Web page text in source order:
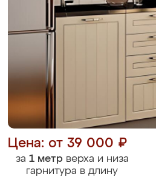
Цена: от 39 000 ₽
за 1 метрверха и низа
гарнитура в длину